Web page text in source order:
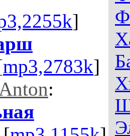
]
mp3,2783k]
: